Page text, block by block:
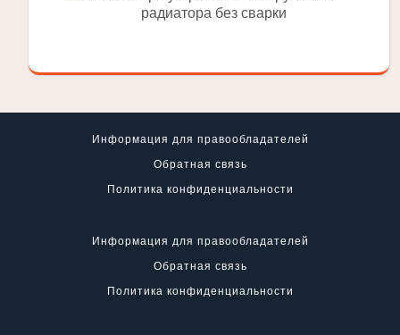
радиатора без сварки
Информация для правообладателей
Обратная связь
Политика конфиденциальности
Информация для правообладателей
Обратная связь
Политика конфиденциальности